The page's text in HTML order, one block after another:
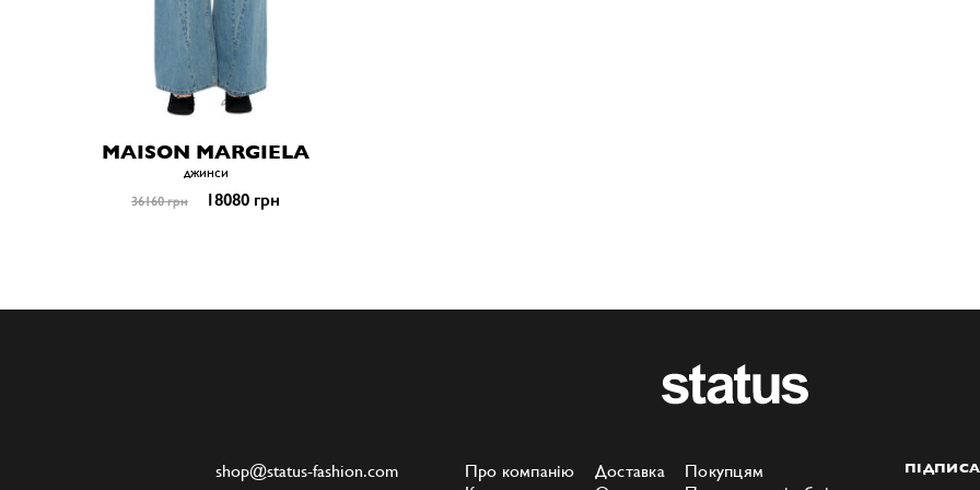
MAISON MARGIELA
джинси
36160 грн 18080 грн
Про компанію
Доставка
Покупцям
shop@status-fashion.com